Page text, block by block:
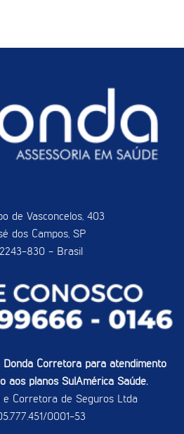
de Vasconcelos, 403
dos Campos, SP
830 - Brasil
Donda Corretora para atendimento
aos planos SulAmérica Saúde.
e Corretora de Seguros Ltda
0001-53